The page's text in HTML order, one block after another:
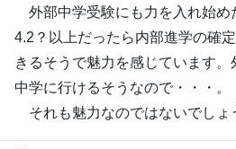
外部中学受験にも力を入れ始め
4.2？以上だったら内部進学の確
きるそうで魅力を感じています
中学に行けるそうなので・・・。
それも魅力なのではないでしょ